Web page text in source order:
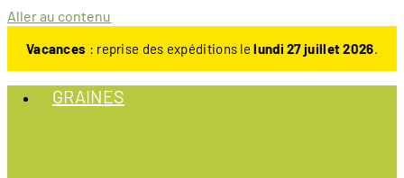
Aller au contenu
Vacances : reprise des expéditions lelundi 27 juillet 2026.
GRAINES